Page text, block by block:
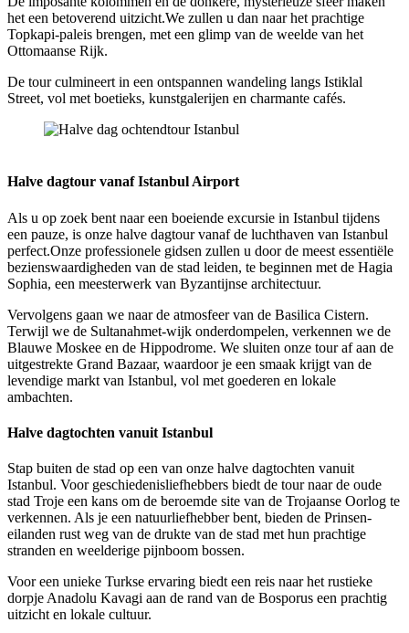
het een betoverend uitzicht.We zullen u dan naar het prachtige
Topkapi-paleis brengen, met een glimp van de weelde van het
Ottomaanse Rijk.
De tour culmineert in een ontspannen wandeling langs Istiklal
Street, vol met boetieks, kunstgalerijen en charmante cafés.
Halve dagtour vanaf Istanbul Airport
Als u op zoek bent naar een boeiende excursie in Istanbul tijdens
een pauze, is onze halve dagtour vanaf de luchthaven van Istanbul
perfect.Onze professionele gidsen zullen u door de meest essentiële
bezienswaardigheden van de stad leiden, te beginnen met de Hagia
Sophia, een meesterwerk van Byzantijnse architectuur.
Vervolgens gaan we naar de atmosfeer van de Basilica Cistern.
Terwijl we de Sultanahmet-wijk onderdompelen, verkennen we de
Blauwe Moskee en de Hippodrome. We sluiten onze tour af aan de
uitgestrekte Grand Bazaar, waardoor je een smaak krijgt van de
levendige markt van Istanbul, vol met goederen en lokale
ambachten.
Halve dagtochten vanuit Istanbul
Stap buiten de stad op een van onze halve dagtochten vanuit
Istanbul. Voor geschiedenisliefhebbers biedt de tour naar de oude
stad Troje een kans om de beroemde site van de Trojaanse Oorlog te
verkennen. Als je een natuurliefhebber bent, bieden de Prinsen-
eilanden rust weg van de drukte van de stad met hun prachtige
stranden en weelderige pijnboom bossen.
Voor een unieke Turkse ervaring biedt een reis naar het rustieke
dorpje Anadolu Kavagi aan de rand van de Bosporus een prachtig
uitzicht en lokale cultuur.